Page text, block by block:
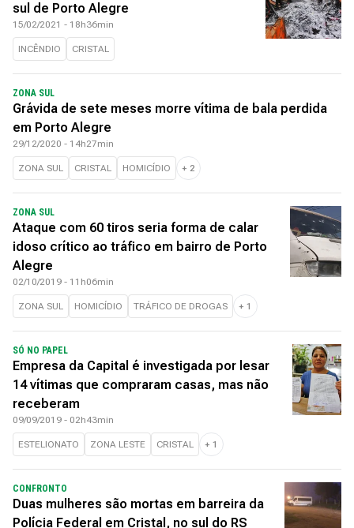
sul de Porto Alegre
15/02/2021 - 18h36min
INCÊNDIO CRISTAL
ZONA SUL
Grávida de sete meses morre vítima de bala perdida
em Porto Alegre
29/12/2020 - 14h27min
ZONA SUL CRISTAL HOMICÍDIO + 2
ZONA SUL
Ataque com 60 tiros seria forma de calar
idoso crítico ao tráfico em bairro de Porto
Alegre
02/10/2019 - 11h06min
ZONA SUL HOMICÍDIO TRÁFICO DE DROGAS + 1
SÓ NO PAPEL
Empresa da Capital é investigada por lesar
14 vítimas que compraram casas, mas não
receberam
09/09/2019 - 02h43min
ESTELIONATO ZONA LESTE CRISTAL + 1
CONFRONTO
Duas mulheres são mortas em barreira da
Polícia Federal em Cristal, no sul do RS